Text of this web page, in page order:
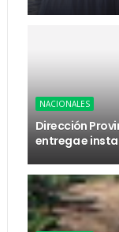
NACIONALES
Dirección
entrega e